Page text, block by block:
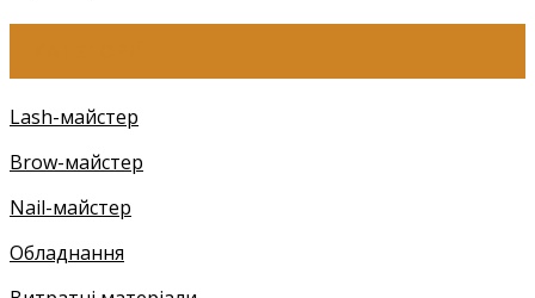
Lash-майстер
Brow-майстер
Nail-майстер
Обладнання